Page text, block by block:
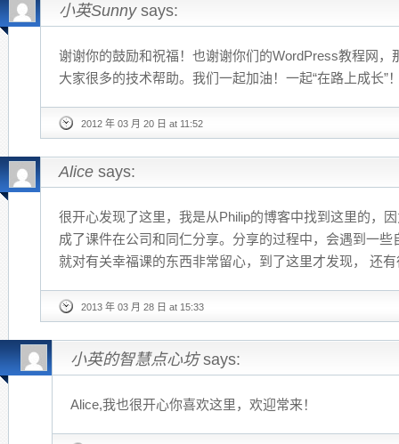
小英Sunny says:
谢谢你的鼓励和祝福！也谢谢你们的WordPress教程网，
大家很多的技术帮助。我们一起加油！一起“在路上成长”
2012 年 03 月 20 日 at 11:52
Alice says:
很开心发现了这里，我是从Philip的博客中找到这里的，
成了课件在公司和同仁分享。分享的过程中，会遇到一
就对有关幸福课的东西非常留心，到了这里才发现， 还
2013 年 03 月 28 日 at 15:33
小英的智慧点心坊 says:
Alice,我也很开心你喜欢这里，欢迎常来！